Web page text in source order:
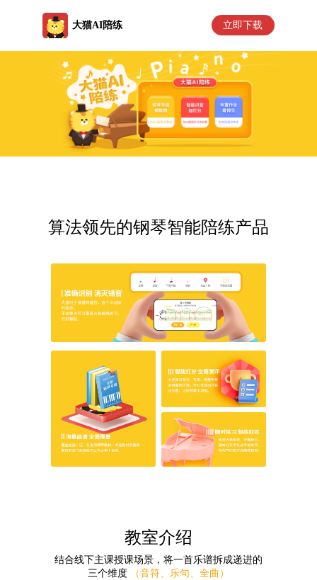
大猫AI陪练 立即下载
算法领先的钢琴智能陪练产品
教室介绍
结合线下主课授课场景，将一首乐谱拆成递进的
三个维度
（音符、乐句、全曲）